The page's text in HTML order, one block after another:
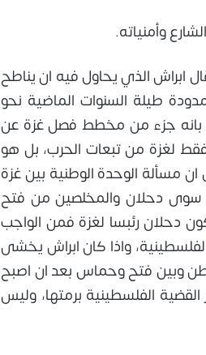
وأمنياته.
ابراش الذي يحاول فيه ان يناطح
طيلة السنوات الماضية نحو
بانه جزء من مخطط فصل غزة عن
لغزة من تبعات الحرب، بل هو
مسألة الوحدة الوطنية بين غزة
سوى دحلان والمخلصين من فتح
دحلان رئبسا لغزة فمن الواجب
واذا كان ابراش يخشى
وبين فتح وحماس بعد ان اصبح
الفلسطينية برمتها، وليس